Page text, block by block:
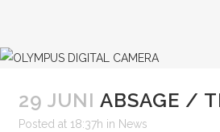
29 JUNI ABSAGE /
Posted at 18:37h in News